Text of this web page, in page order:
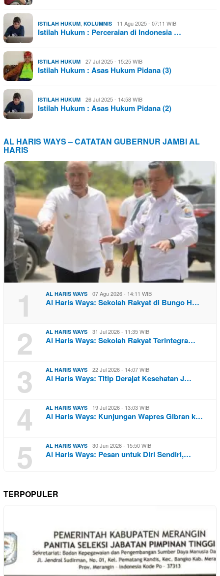
ISTILAH HUKUM KOLUMNIS 11 Agu 2025 - 07:11 WIB
Istilah Hukum : Perceraian di Indonesia …
ISTILAH HUKUM 27 Jul 2025 - 15:25 WIB
Istilah Hukum : Asas Hukum Pidana (3)
ISTILAH HUKUM 26 Jul 2025 - 14:58 WIB
Istilah Hukum : Asas Hukum Pidana (2)
AL HARIS WAYS – CATATAN GUBERNUR JAMBI AL
HARIS
1 AL HARIS WAYS 07 Agu 2026 - 14:11 WIB
Al Haris Ways: Sekolah Rakyat di Bungo H…
2 AL HARIS WAYS 31 Jul 2026 - 11:35 WIB
Al Haris Ways: Sekolah Rakyat Terintegra…
3 AL HARIS WAYS 22 Jul 2026 - 14:07 WIB
Al Haris Ways: Titip Derajat Kesehatan J…
4 AL HARIS WAYS 19 Jul 2026 - 13:03 WIB
Al Haris Ways: Kunjungan Wapres Gibran k…
5 AL HARIS WAYS 30 Jun 2026 - 15:50 WIB
Al Haris Ways: Pesan untuk Diri Sendiri,…
TERPOPULER